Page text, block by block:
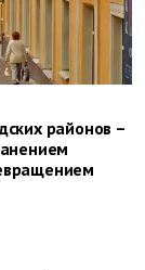
районов –